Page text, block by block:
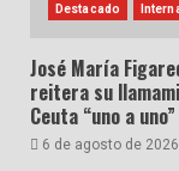
Destacado
José María
reitera su
Ceuta “uno a uno”
6 de agosto de 2026